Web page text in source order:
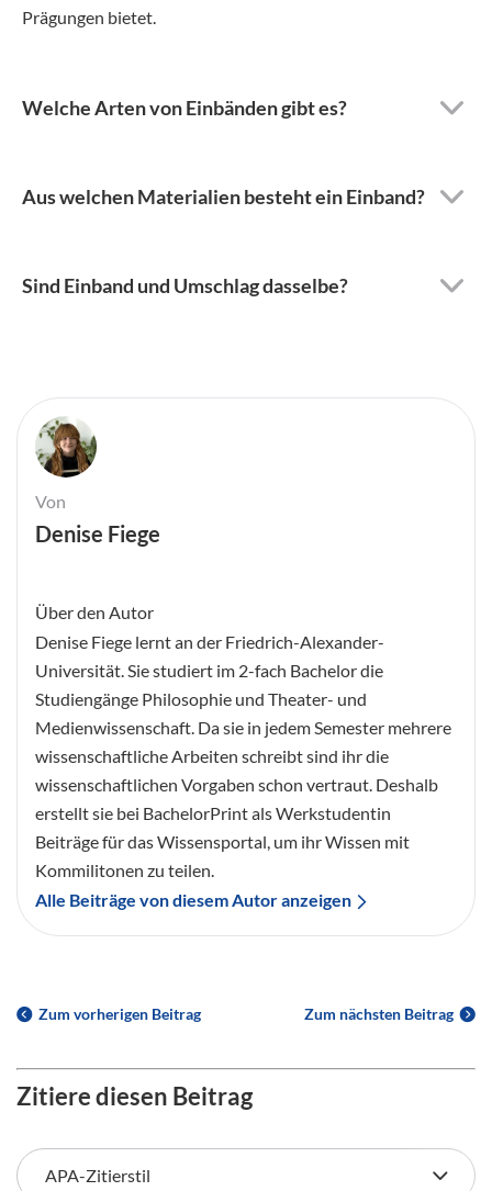
Prägungen bietet.
Welche Arten von Einbänden gibt es?
Aus welchen Materialien besteht ein Einband?
Sind Einband und Umschlag dasselbe?
Von
Denise Fiege
Über den Autor
Denise Fiege lernt an der Friedrich-Alexander-
Universität. Sie studiert im 2-fach Bachelor die
Studiengänge Philosophie und Theater- und
Medienwissenschaft. Da sie in jedem Semester mehrere
wissenschaftliche Arbeiten schreibt sind ihr die
wissenschaftlichen Vorgaben schon vertraut. Deshalb
erstellt sie bei BachelorPrint als Werkstudentin
Beiträge für das Wissensportal, um ihr Wissen mit
Kommilitonen zu teilen.
Alle Beiträge von diesem Autor anzeigen
Zum vorherigen Beitrag Zum nächsten Beitrag
Zitiere diesen Beitrag